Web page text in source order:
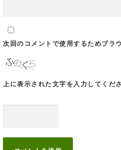
次回のコメントで使用するためブラ
上に表示された文字を入力してくださ